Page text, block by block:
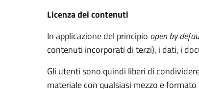
Licenza dei contenuti
In applicazione del principio open by
contenuti incorporati di terzi), i dati, i
Gli utenti sono quindi liberi di
materiale con qualsiasi mezzo e